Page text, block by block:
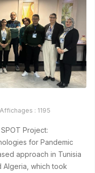
Affichages : 1195
Project:
for Pandemic
approach in Tunisia
Algeria, which took